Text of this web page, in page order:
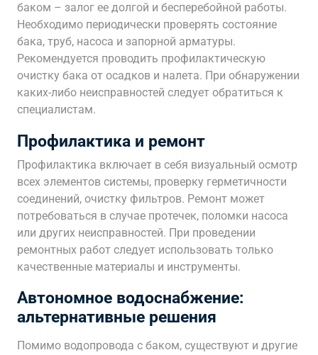
баком – залог ее долгой и бесперебойной работы.
Необходимо периодически проверять состояние
бака, труб, насоса и запорной арматуры.
Рекомендуется проводить профилактическую
очистку бака от осадков и налета. При обнаружении
каких-либо неисправностей следует обратиться к
специалистам.
Профилактика и ремонт
Профилактика включает в себя визуальный осмотр
всех элементов системы, проверку герметичности
соединений, очистку фильтров. Ремонт может
потребоваться в случае протечек, поломки насоса
или других неисправностей. При проведении
ремонтных работ следует использовать только
качественные материалы и инструменты.
Автономное водоснабжение:
альтернативные решения
Помимо водопровода с баком, существуют и другие